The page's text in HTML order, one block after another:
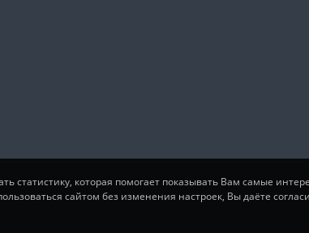
статистику, которая помогает показывать Вам самые
сайтом без изменения настроек, Вы даёте